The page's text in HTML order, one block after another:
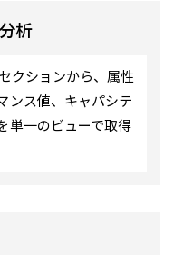
析
セクションから、属性
ンス値、キャパシテ
単一のビューで取得